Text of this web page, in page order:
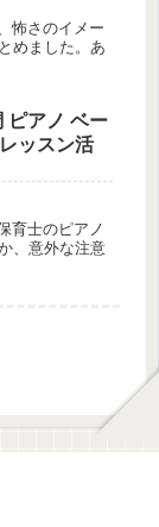
怖さのイメー
めました。あ
ピアノ ベー
ッスン活
育士のピアノ
、意外な注意